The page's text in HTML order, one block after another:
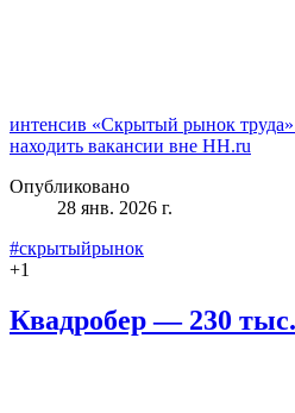
интенсив «Скрытый рынок труда»
находить вакансии вне HH.ru
Опубликовано
28 янв. 2026 г.
#скрытыйрынок
+1
Квадробер — 230